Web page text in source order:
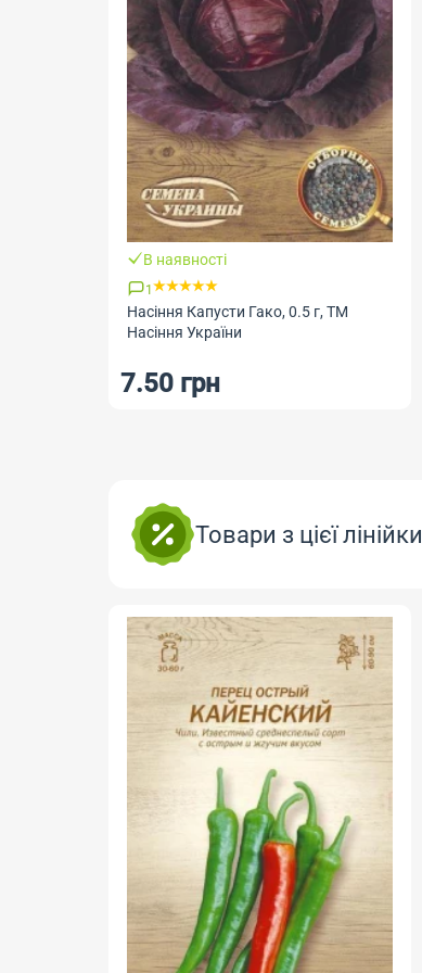
В наявності
1
Насіння Капусти Гако, 0.5 г, ТМ
Насіння України
7.50 грн
Товари з цієї лінійки